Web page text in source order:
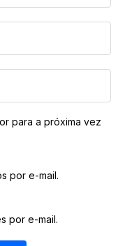
para a próxima vez
por e-mail.
por e-mail.